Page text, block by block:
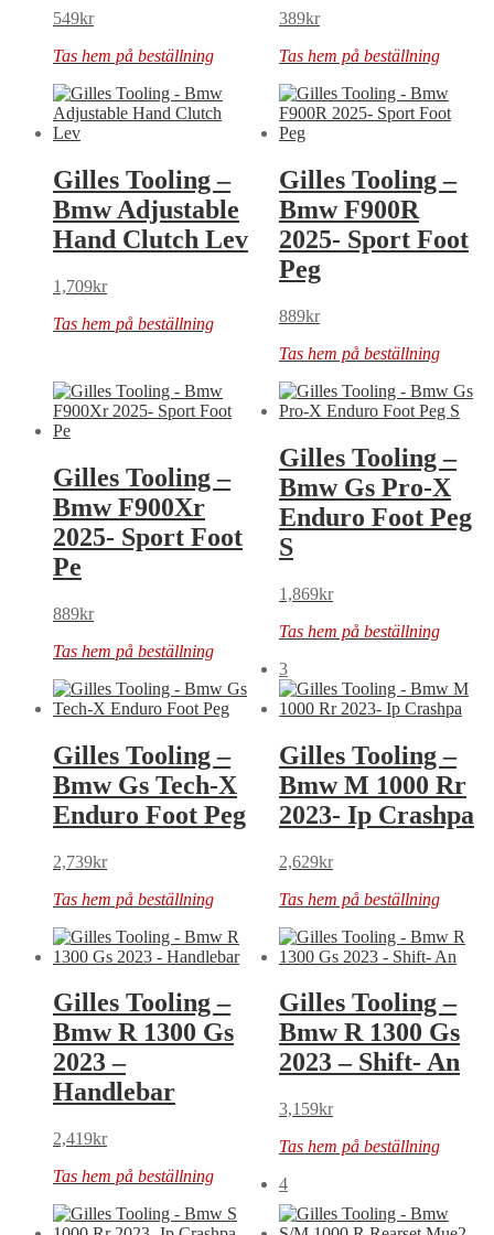
549kr
Tas hem på beställning
389kr
Tas hem på beställning
Gilles Tooling –
Bmw Adjustable
Hand Clutch Lev
1,709kr
Tas hem på beställning
Gilles Tooling –
Bmw F900R
2025- Sport Foot
Peg
889kr
Tas hem på beställning
Gilles Tooling –
Bmw F900Xr
2025- Sport Foot
Pe
889kr
Tas hem på beställning
Gilles Tooling –
Bmw Gs Pro-X
Enduro Foot Peg
S
1,869kr
Tas hem på beställning
Gilles Tooling –
Bmw Gs Tech-X
Enduro Foot Peg
2,739kr
Tas hem på beställning
Gilles Tooling –
Bmw M 1000 Rr
2023- Ip Crashpa
2,629kr
Tas hem på beställning
Gilles Tooling –
Bmw R 1300 Gs
2023 –
Handlebar
2,419kr
Tas hem på beställning
Gilles Tooling –
Bmw R 1300 Gs
2023 – Shift- An
3,159kr
Tas hem på beställning
3
4